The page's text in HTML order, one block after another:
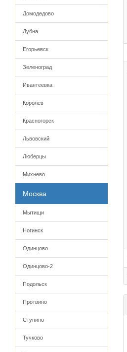
Домодедово
Дубна
Егорьевск
Зеленоград
Ивантеевка
Королев
Красногорск
Львовский
Люберцы
Михнево
Москва
Мытищи
Ногинск
Одинцово
Одинцово-2
Подольск
Протвино
Ступино
Тучково